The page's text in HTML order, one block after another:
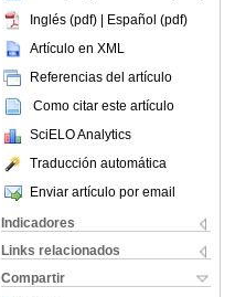
Inglés (pdf) | Español (pdf)
Artículo en XML
Referencias del artículo
Como citar este artículo
SciELO Analytics
Traducción automática
Enviar artículo por email
Indicadores
Links relacionados
Compartir